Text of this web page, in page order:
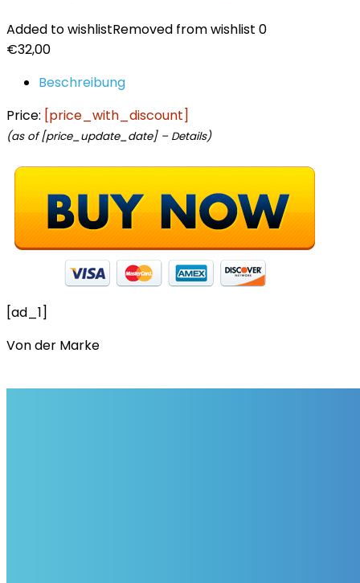
Added to wishlistRemoved from wishlist 0
€32,00
Beschreibung
Price: [price_with_discount]
(as of [price_update_date] – Details)
[ad_1]
Von der Marke